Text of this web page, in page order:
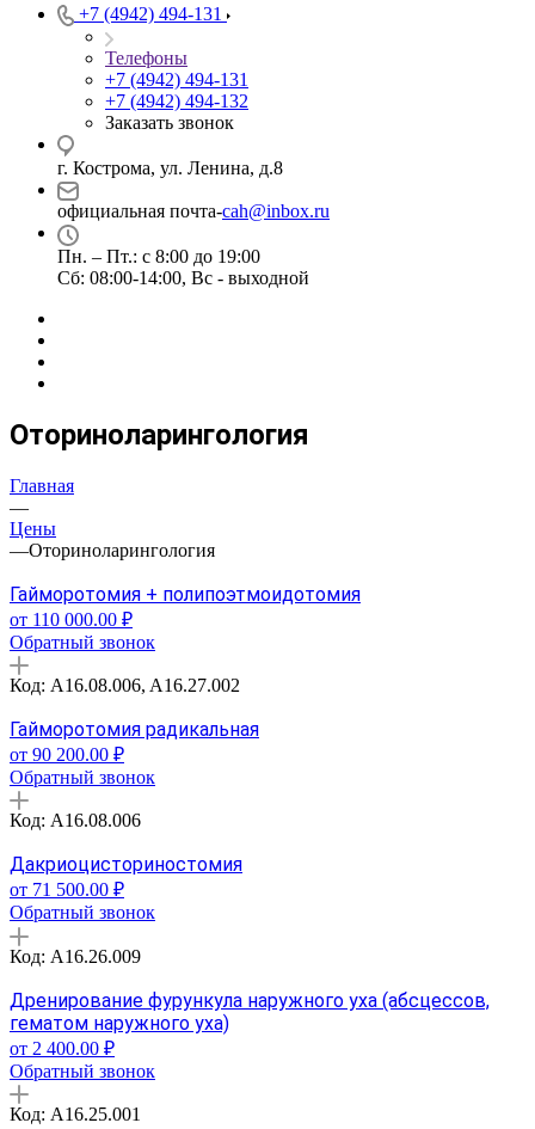
+7 (4942) 494-131
Телефоны
+7 (4942) 494-131
+7 (4942) 494-132
Заказать звонок
г. Кострома, ул. Ленина, д.8
официальная почта-cah@inbox.ru
Пн. – Пт.: с 8:00 до 19:00
Сб: 08:00-14:00, Вс - выходной
Оториноларингология
Главная
—
Цены
—Оториноларингология
Гайморотомия + полипоэтмоидотомия
от 110 000.00 ₽
Обратный звонок
Код: A16.08.006, A16.27.002
Гайморотомия радикальная
от 90 200.00 ₽
Обратный звонок
Код: A16.08.006
Дакриоцисториностомия
от 71 500.00 ₽
Обратный звонок
Код: A16.26.009
Дренирование фурункула наружного уха (абсцессов,
гематом наружного уха)
от 2 400.00 ₽
Обратный звонок
Код: A16.25.001